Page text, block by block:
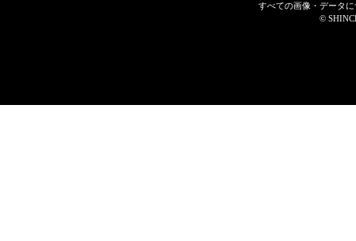
すべての画像・データ
©